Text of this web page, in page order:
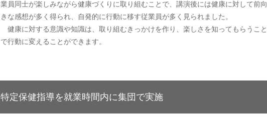
業員同士が楽しみながら健康づくりに取り組むことで、講演後には健康に対して前向
きな感想が多く得られ、自発的に行動に移す従業員が多く見られました。
健康に対する意識や知識は、取り組むきっかけを作り、楽しさを知ってもらうこと
で行動に変えることができます。
特定保健指導を就業時間内に集団で実施